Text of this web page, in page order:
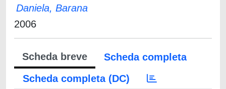
Daniela, Barana
2006
Scheda breve
Scheda completa
Scheda completa (DC)